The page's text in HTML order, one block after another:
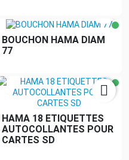
BOUCHON HAMA DIAM
77

HAMA 18 ETIQUETTES
AUTOCOLLANTES POUR
CARTES SD